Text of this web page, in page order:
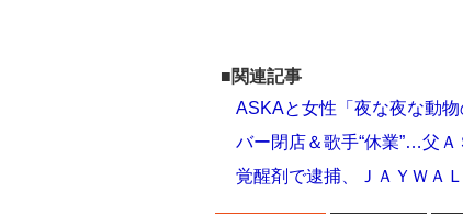
■関連記事
ASKAと女性「夜な夜な動
バー閉店＆歌手“休業”…父
覚醒剤で逮捕、ＪＡＹＷＡ